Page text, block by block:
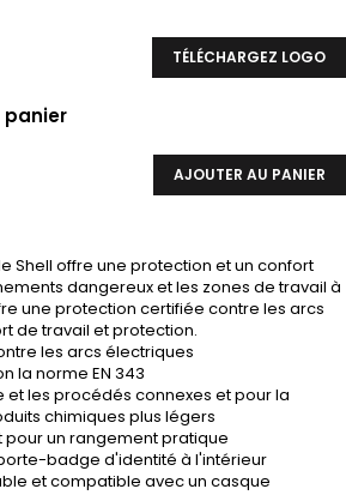
TÉLÉCHARGEZ LOGO
panier
AJOUTER AU PANIER
Shell offre une protection et un confort
dangereux et les zones de travail à
une protection certifiée contre les arcs
de travail et protection.
les arcs électriques
la norme EN 343
et les procédés connexes et pour la
chimiques plus légers
un rangement pratique
badge d'identité à l'intérieur
et compatible avec un casque